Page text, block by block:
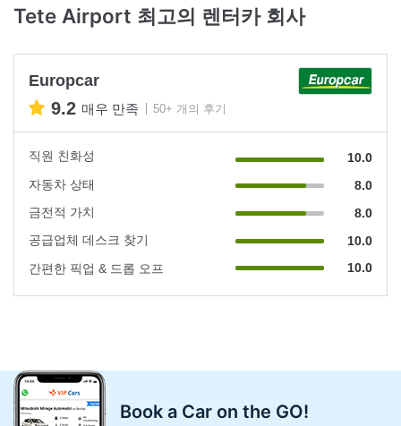
Tete Airport 최고의 렌터카 회사
Europcar
9.2 매우 만족 50+ 개의 후기
직원 친화성
10.0
자동차 상태
8.0
금전적 가치
8.0
공급업체 데스크 찾기
10.0
간편한 픽업 & 드롭 오프
10.0
Book a Car on the GO!